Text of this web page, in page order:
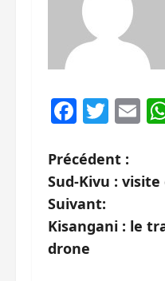
N
a
v
i
Précédent :
Sud-Kivu :
Suivant:
Kisangani : le
drone